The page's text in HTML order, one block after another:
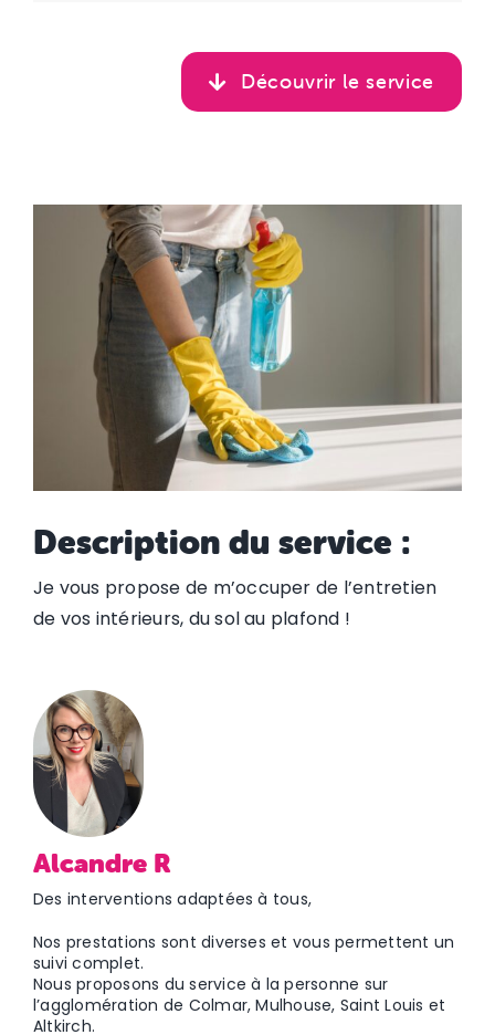
Découvrir le service
Description du service :
Je vous propose de m’occuper de l’entretien
de vos intérieurs, du sol au plafond !
Alcandre R
Des interventions adaptées à tous,
Nos prestations sont diverses et vous permettent un
suivi complet.
Nous proposons du service à la personne sur
l’agglomération de Colmar, Mulhouse, Saint Louis et
Altkirch.